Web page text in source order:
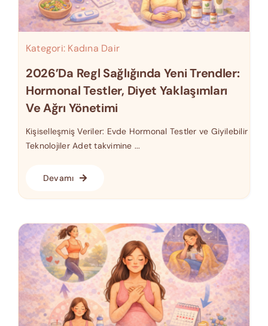
Kategori: Kadına Dair
2026’da Regl Sağlığında Yeni Trendler:
Hormonal Testler, Diyet Yaklaşımları
Ve Ağrı Yönetimi
Kişiselleşmiş Veriler: Evde Hormonal Testler ve Giyilebilir
Teknolojiler Adet takvimine ...
Devamı